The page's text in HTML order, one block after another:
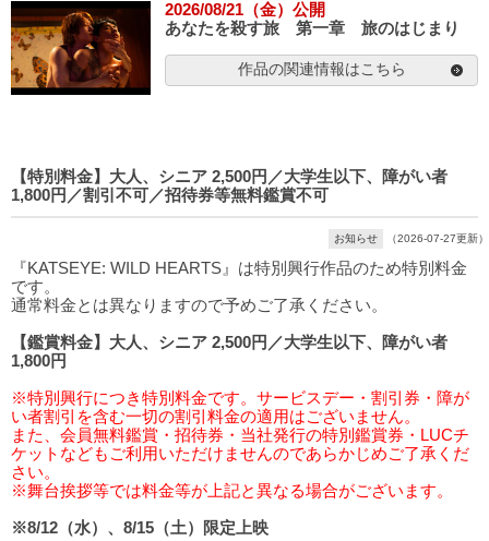
2026/08/21（金）公開
あなたを殺す旅 第一章 旅のはじまり
作品の関連情報はこちら
【特別料金】大人、シニア 2,500円／大学生以下、障がい者
1,800円／割引不可／招待券等無料鑑賞不可
お知らせ （2026-07-27更新）
『KATSEYE: WILD HEARTS』は特別興行作品のため特別料金
です。
通常料金とは異なりますので予めご了承ください。
【鑑賞料金】大人、シニア 2,500円／大学生以下、障がい者
1,800円
※特別興行につき特別料金です。サービスデー・割引券・障が
い者割引を含む一切の割引料金の適用はございません。
また、会員無料鑑賞・招待券・当社発行の特別鑑賞券・LUCチ
ケットなどもご利用いただけませんのであらかじめご了承くだ
さい。
※舞台挨拶等では料金等が上記と異なる場合がございます。
※8/12（水）、8/15（土）限定上映